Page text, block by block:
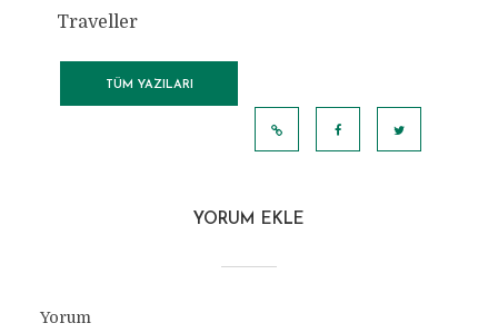
Traveller
TÜM YAZILARI
YORUM EKLE
Yorum